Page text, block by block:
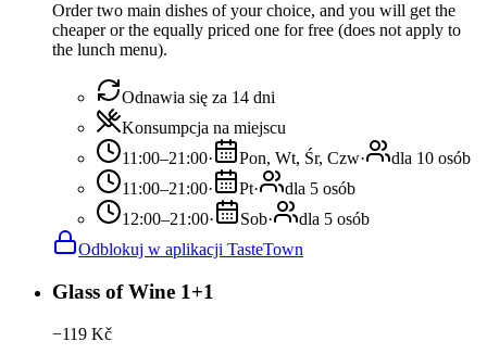
Order two main dishes of your choice, and you will get the
cheaper or the equally priced one for free (does not apply to
the lunch menu).
Odnawia się za 14 dni
Konsumpcja na miejscu
11:00–21:00· Pon, Wt, Śr, Czw·
dla 10 osób
11:00–21:00· Pt·
dla 5 osób
12:00–21:00· Sob·
dla 5 osób
Odblokuj w aplikacji TasteTown
Glass of Wine 1+1
−119 Kč